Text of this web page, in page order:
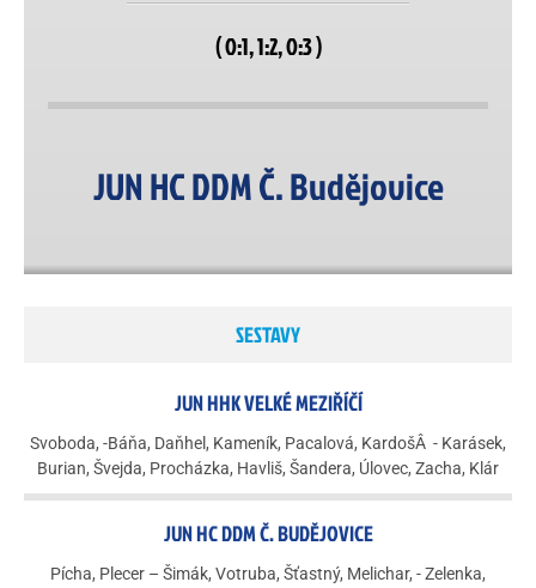
( 0:1, 1:2, 0:3 )
JUN HC DDM Č. Budějovice
SESTAVY
JUN HHK VELKÉ MEZIŘÍČÍ
Svoboda, -Báňa, Daňhel, Kameník, Pacalová, KardošÂ - Karásek,
Burian, Švejda, Procházka, Havliš, Šandera, Úlovec, Zacha, Klár
JUN HC DDM Č. BUDĚJOVICE
Pícha, Plecer – Šimák, Votruba, Šťastný, Melichar, - Zelenka,